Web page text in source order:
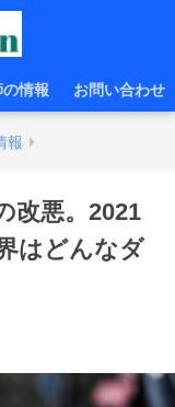
情報 お問い合わせ
報
改悪。2021
はどんなダ